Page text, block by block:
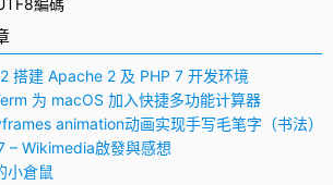
搭建 Apache 2 及 PHP 7 开发环境
为 macOS 加入快捷多功能计算器
animation动画实现手写毛笔字（书法）
– Wikimedia啟發與感想
小倉鼠